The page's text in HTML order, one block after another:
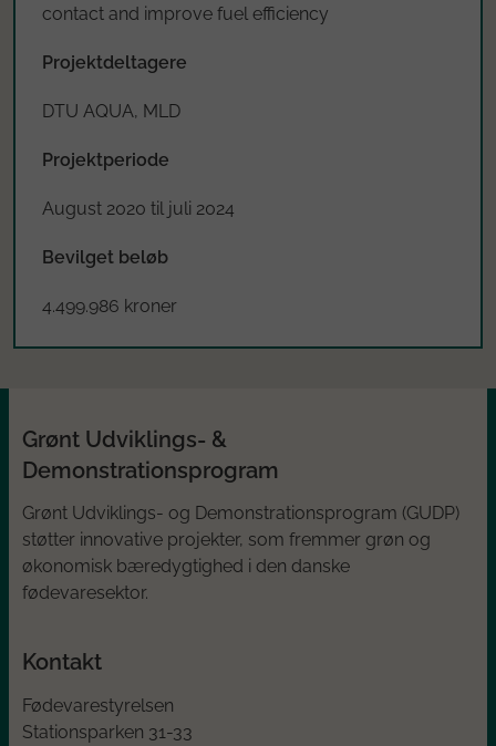
contact and improve fuel efficiency
Projektdeltagere
DTU AQUA, MLD
Projektperiode
August 2020 til juli 2024
Bevilget beløb
4.499.986 kroner
Grønt Udviklings- &
Demonstrationsprogram
Grønt Udviklings- og Demonstrationsprogram (GUDP)
støtter innovative projekter, som fremmer grøn og
økonomisk bæredygtighed i den danske
fødevaresektor.
Kontakt
Fødevarestyrelsen
Stationsparken 31-33